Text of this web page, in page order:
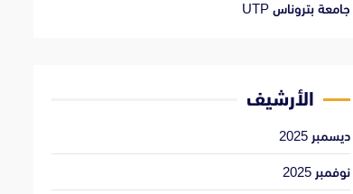
جامعة بتروناس UTP
الأرشيف
ديسمبر 2025
نوفمبر 2025